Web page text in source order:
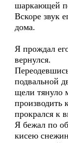
шаркающей
Вскоре звук
дома.
Я прождал
вернулся.
подвальной
щели тянуло
прокрался к
Я бежал по
кисею